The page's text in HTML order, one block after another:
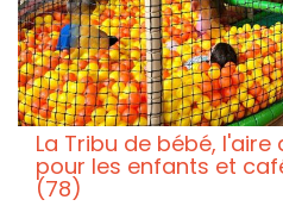
La Tribu de bébé,
pour les enfants et
(78)